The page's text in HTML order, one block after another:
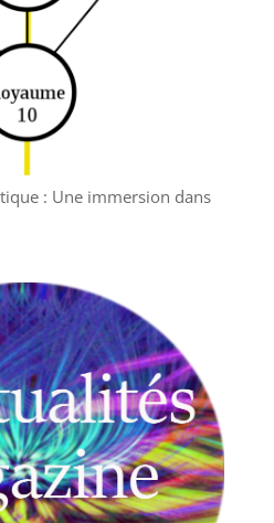
: Une immersion dans